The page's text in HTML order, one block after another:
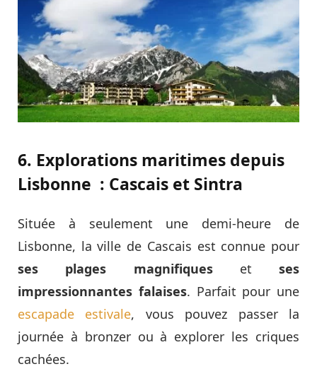
6. Explorations maritimes depuis
Lisbonne : Cascais et Sintra
Située à seulement une demi-heure de
Lisbonne, la ville de Cascais est connue pour
ses plages magnifiqueset ses
impressionnantes falaises. Parfait pour une
escapade estivale, vous pouvez passer la
journée à bronzer ou à explorer les criques
cachées.